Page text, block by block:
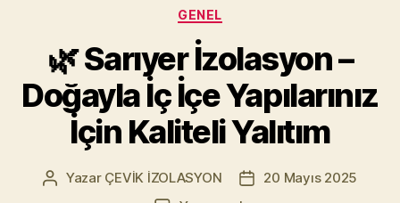
Kategoriler
GENEL
🌿 Sarıyer İzolasyon –
Doğayla İç İçe Yapılarınız
İçin Kaliteli Yalıtım
Yazının
Yazar ÇEVİK İZOLASYON
Yazı20 Mayıs 2025